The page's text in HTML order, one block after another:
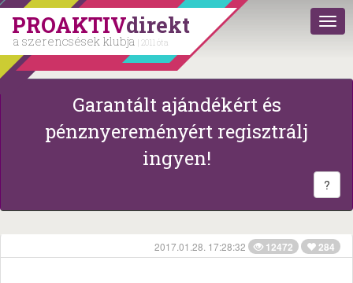
PROAKTIVdirekt
a szerencsések klubja | 2011 óta
Garantált ajándékért és
pénznyereményért regisztrálj
ingyen!
?
2017.01.28. 17:28:32 12472 284